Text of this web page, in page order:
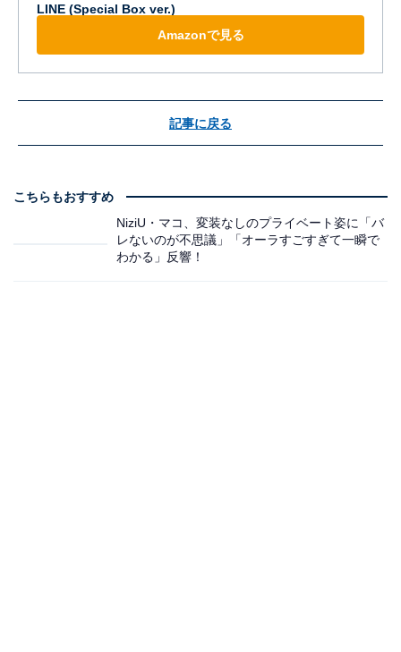
LINE (Special Box ver.)
Amazonで見る
記事に戻る
こちらもおすすめ
NiziU・マコ、変装なしのプライベート姿に「バ
レないのが不思議」「オーラすごすぎて一瞬で
わかる」反響！